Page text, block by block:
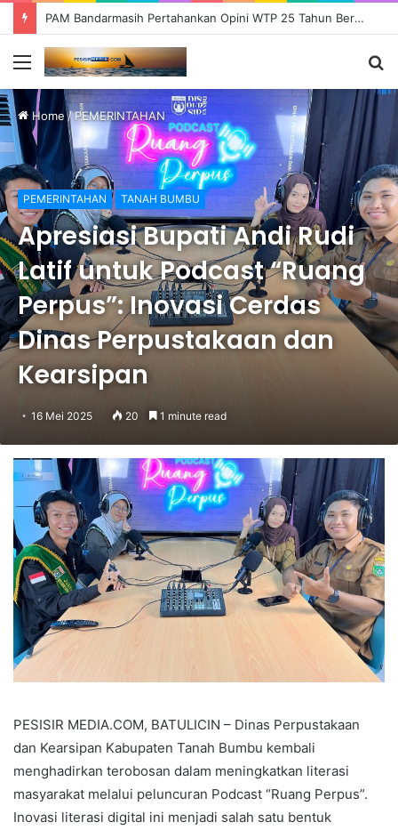
PAM Bandarmasih Pertahankan Opini WTP 25 Tahun Berturut-turut, Fokus Tingkatkan Pelayanan dan Transparansi
Menu
Home /PEMERINTAHAN
PEMERINTAHAN TANAH BUMBU
Apresiasi Bupati Andi Rudi
Latif untuk Podcast “Ruang
Perpus”: Inovasi Cerdas
Dinas Perpustakaan dan
Kearsipan
16 Mei 2025 20 1 minute read
PESISIR MEDIA.COM, BATULICIN – Dinas Perpustakaan
dan Kearsipan Kabupaten Tanah Bumbu kembali
menghadirkan terobosan dalam meningkatkan literasi
masyarakat melalui peluncuran Podcast “Ruang Perpus”.
Inovasi literasi digital ini menjadi salah satu bentuk